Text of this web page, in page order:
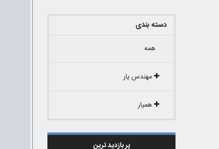
دسته بندی
همه
مهندس یار
همیار
پر بازدید ترین